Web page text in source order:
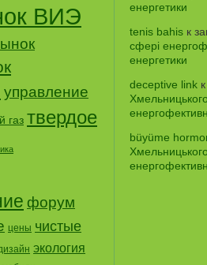
ВИЭ
управление
газ твердое
форум
цены чистые
экология
енергетики
tenis bahis к
сфері
енергетики
deceptive link
büyüme